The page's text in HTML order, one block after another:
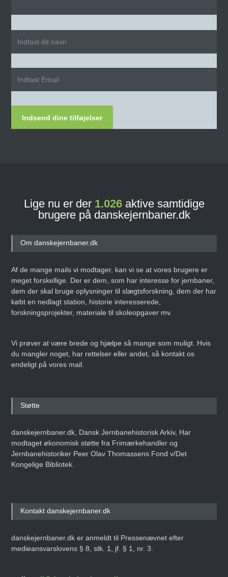
Indsend dine tilføjelser
Lige nu er der 1.026aktive samtidige
brugere på danskejernbaner.dk
Om danskejernbaner.dk
Af de mange mails vi modtager, kan vi se at vores brugere er
meget forskellige. Der er dem, som har interesse for jernbaner,
dem der skal bruge oplysninger til slægtsforskning, dem der har
købt en nedlagt station, historie interesserede,
forskningsprojekter, materiale til skoleopgaver mv.
Vi prøver at være brede og hjælpe så mange som muligt. Hvis
du mangler noget, har rettelser eller andet, så kontakt os
endeligt på vores mail.
Støtte
danskejernbaner.dk, Dansk Jernbanehistorisk Arkiv, Har
modtaget økonomisk støtte fra Frimærkehandler og
Jernbanehistoriker Peer Olav Thomassens Fond v/Det
Kongelige Bibliotek.
Kontakt danskejernbaner.dk
danskejernbaner.dk er anmeldt til Pressenævnet efter
medieansvarslovens § 8, stk. 1, jf. § 1, nr. 3.